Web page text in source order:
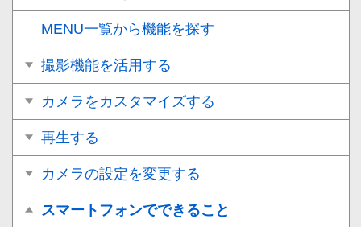
MENU一覧から機能を探す
撮影機能を活用する
カメラをカスタマイズする
再生する
カメラの設定を変更する
スマートフォンでできること